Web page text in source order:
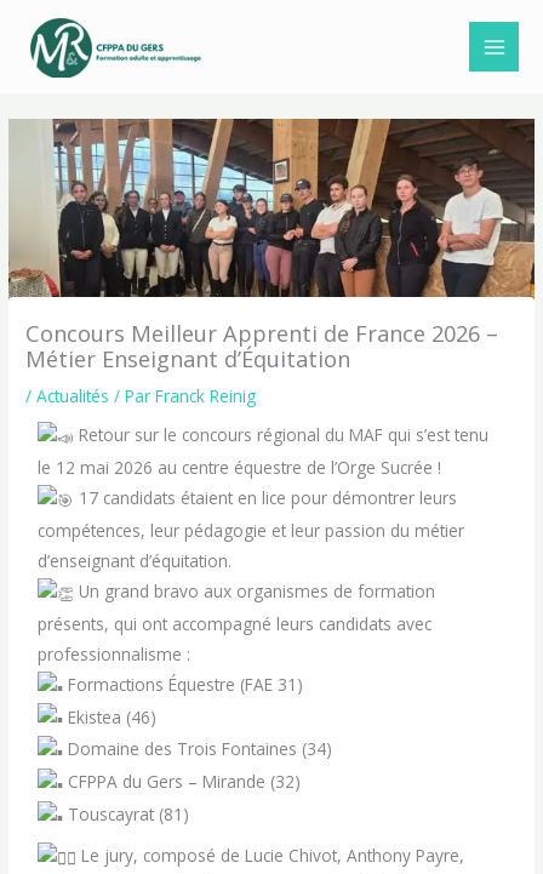
contenu
Concours Meilleur Apprenti de France 2026 –
Métier Enseignant d’Équitation
/Actualités / ParFranck Reinig
Retour sur le concours régional du MAF qui s’est tenu
le 12 mai 2026 au centre équestre de l’Orge Sucrée !
17 candidats étaient en lice pour démontrer leurs
compétences, leur pédagogie et leur passion du métier
d’enseignant d’équitation.
Un grand bravo aux organismes de formation
présents, qui ont accompagné leurs candidats avec
professionnalisme :
Formactions Équestre (FAE 31)
Ekistea (46)
Domaine des Trois Fontaines (34)
CFPPA du Gers – Mirande (32)
Touscayrat (81)
Le jury, composé de Lucie Chivot, Anthony Payre,